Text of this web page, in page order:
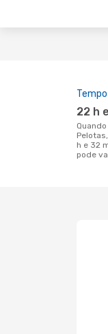
22 h
Quando viajares de Buenos Aires para
h e 32
pode